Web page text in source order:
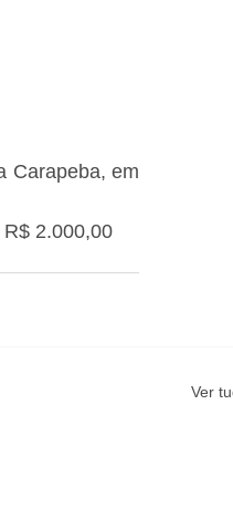
Carapeba, em
2.000,00
Ver